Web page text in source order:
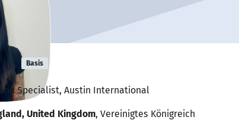
Basis
Specialist, Austin International
United Kingdom, Vereinigtes Königreich